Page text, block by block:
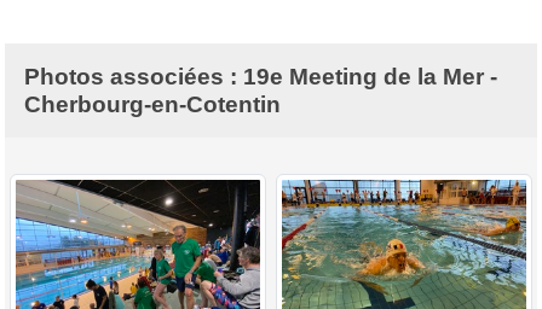
Photos associées : 19e Meeting de la Mer -
Cherbourg-en-Cotentin